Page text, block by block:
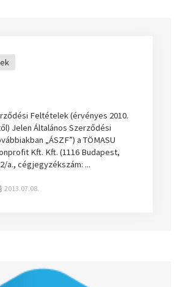
Feltételek (érvényes 2010.
Jelen Általános Szerződési
„ÁSZF”) a TÖMASU
Kft. Kft. (1116 Budapest,
a., cégjegyzékszám: ...
2013.07.08.